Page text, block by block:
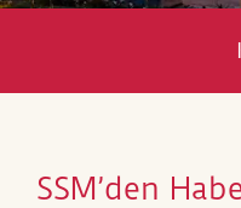
SSM’den